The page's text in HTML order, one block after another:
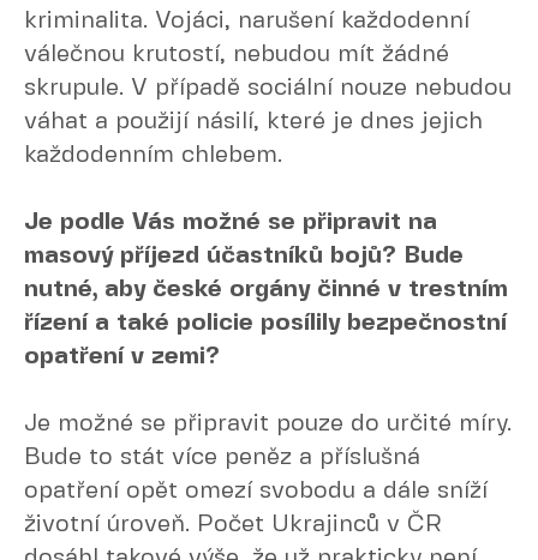
kriminalita. Vojáci, narušení každodenní
válečnou krutostí, nebudou mít žádné
skrupule. V případě sociální nouze nebudou
váhat a použijí násilí, které je dnes jejich
každodenním chlebem.
Je podle Vás možné se připravit na
masový příjezd účastníků bojů? Bude
nutné, aby české orgány činné v trestním
řízení a také policie posílily bezpečnostní
opatření v zemi?
Je možné se připravit pouze do určité míry.
Bude to stát více peněz a příslušná
opatření opět omezí svobodu a dále sníží
životní úroveň. Počet Ukrajinců v ČR